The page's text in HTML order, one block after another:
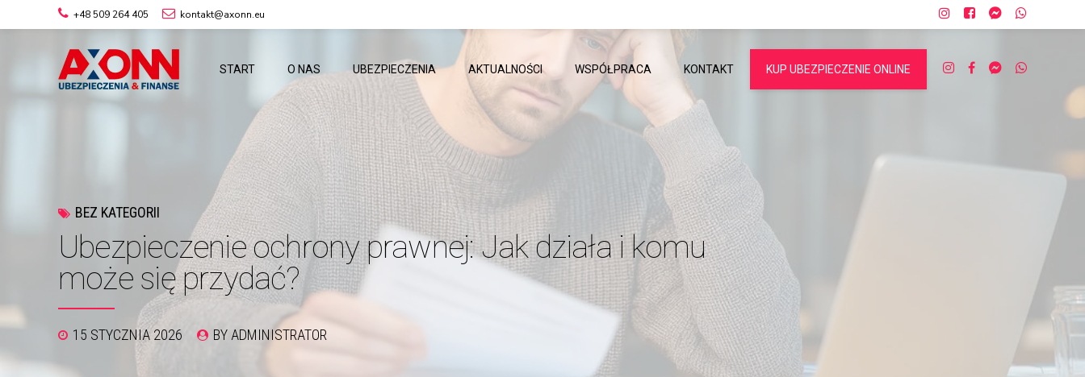
+48 509 264 405 kontakt@axonn.eu
START O NAS UBEZPIECZENIA AKTUALNOŚCI WSPÓŁPRACA KONTAKT KUP UBEZPIECZENIE ONLINE
BEZ KATEGORII
Ubezpieczenie ochrony prawnej: Jak działa i komu
może się przydać?
15 STYCZNIA 2026 BY ADMINISTRATOR